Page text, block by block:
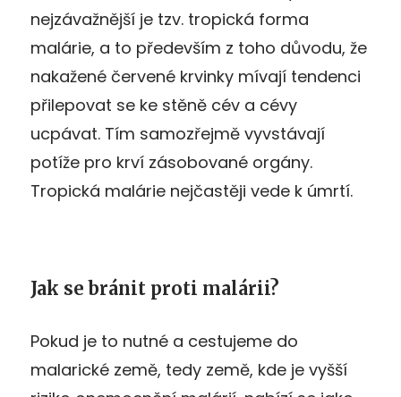
nejzávažnější je tzv. tropická forma
malárie, a to především z toho důvodu, že
nakažené červené krvinky mívají tendenci
přilepovat se ke stěně cév a cévy
ucpávat. Tím samozřejmě vyvstávají
potíže pro krví zásobované orgány.
Tropická malárie nejčastěji vede k úmrtí.
Jak se bránit proti malárii?
Pokud je to nutné a cestujeme do
malarické země, tedy země, kde je vyšší